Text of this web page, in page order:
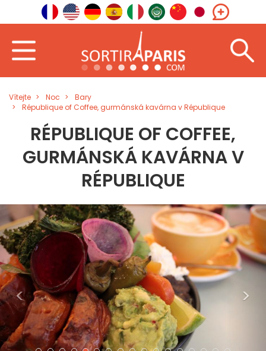
Vítejte Noc
Bary
République of Coffee, gurmánská kavárna v République
RÉPUBLIQUE OF COFFEE,
GURMÁNSKÁ KAVÁRNA V
RÉPUBLIQUE
< >